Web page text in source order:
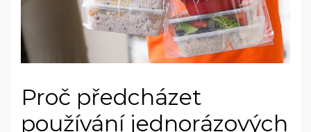
Proč předcházet
používání jednorázových